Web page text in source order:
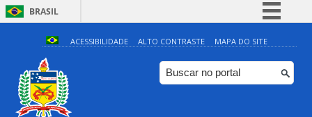
BRASIL
Simplifique!
Comunica BR
Participe
ACESSIBILIDADE ALTO CONTRASTE MAPA DO SITE